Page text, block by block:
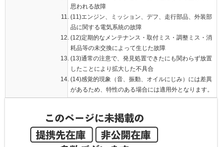
思われる故障
(11)エンジン、ミッション、デフ、走行部品、外装部
品に関する電気系統の故障
(12)定期的なメンテナンス・取付ミス・調整ミス・消
耗品等の未交換によって生じた故障
(13)通常の注意で、発見処置できたにも関わらず放置
したことにより拡大した不具合
(14)感覚的現象（音、振動、オイルにじみ）には差異
があるため、特性のある場合には適用外となります。